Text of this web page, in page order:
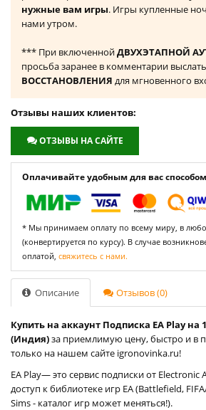
нужные вам игры. Игры купленные
нами утром.
*** При включеннойДВУХЭТАПНОЙ
просьба заранее в комментарии выслать
ВОССТАНОВЛЕНИЯ для мгновенного
Отзывы наших клиентов:
ОТЗЫВЫ НА САЙТЕ
Оплачивайте удобным для вас
* Мы принимаем оплату по всему миру, в
(конвертируется по курсу). В случае
оплатой, свяжитесь с нами.
Описание Отзывов (0)
Купить на аккаунт Подписка EA Play на
(Индия)за приемлимую цену, быстро и в
только на нашем сайте igronovinka.ru!
EA Play— это сервис подписки от
доступ к библиотеке игр EA (Battlefield,
Sims - каталог игр может меняться!).